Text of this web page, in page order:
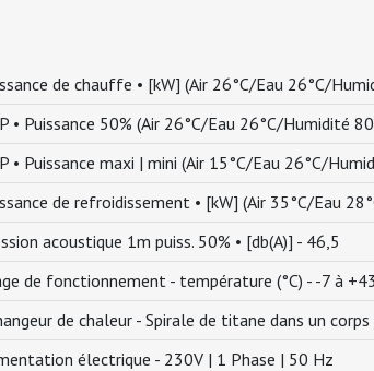
de chauffe • [kW] (Air 26°C/Eau 26°C/
• Puissance 50% (Air 26°C/Eau 26°C/Humidité
• Puissance maxi | mini (Air 15°C/Eau 26°C/
de refroidissement • [kW] (Air 35°C/Eau
acoustique 1m puiss. 50% • [db(A)] - 46,5
de fonctionnement - température (°C) - -7 à +43
de chaleur -Spirale de titane dans un corps
électrique - 230V | 1 Phase | 50 Hz